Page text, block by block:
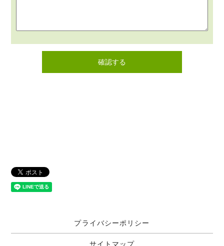
プライバシーポリシー
サイトマップ